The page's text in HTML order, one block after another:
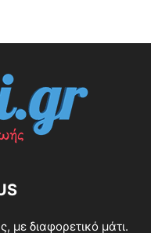
με διαφορετικό μάτι.